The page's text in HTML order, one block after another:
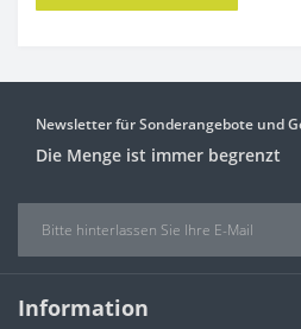
Newsletter für Sonderangebote und
Die Menge ist immer begrenzt
Information